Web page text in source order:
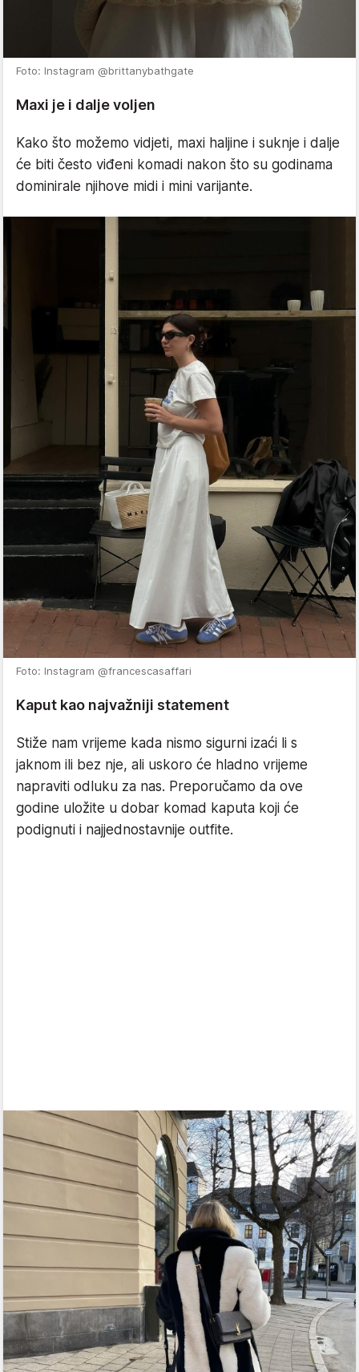
Foto: Instagram @brittanybathgate
Maxi je i dalje voljen
Kako što možemo vidjeti, maxi haljine i suknje i dalje
će biti često viđeni komadi nakon što su godinama
dominirale njihove midi i mini varijante.
Foto: Instagram @francescasaffari
Kaput kao najvažniji statement
Stiže nam vrijeme kada nismo sigurni izaći li s
jaknom ili bez nje, ali uskoro će hladno vrijeme
napraviti odluku za nas. Preporučamo da ove
godine uložite u dobar komad kaputa koji će
podignuti i najjednostavnije outfite.